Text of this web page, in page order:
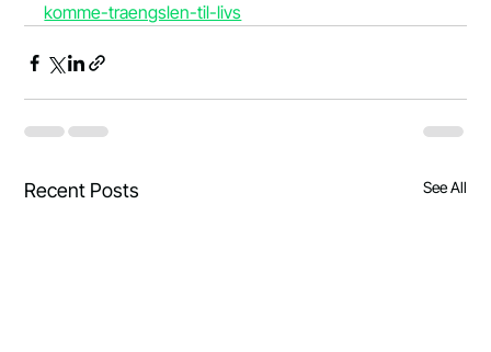
komme-traengslen-til-livs
Recent Posts See All